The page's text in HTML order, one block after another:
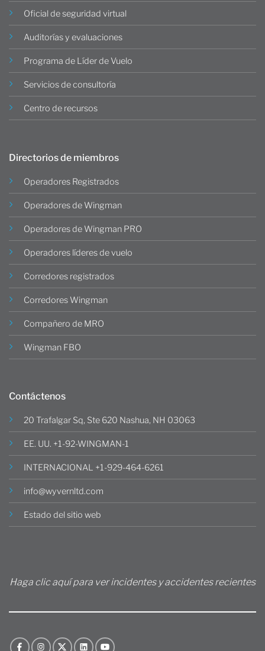
Oficial de seguridad virtual
Auditorías y evaluaciones
Programa de Líder de Vuelo
Servicios de consultoría
Centro de recursos
Directorios de miembros
Operadores Registrados
Operadores de Wingman
Operadores de Wingman PRO
Operadores líderes de vuelo
Corredores registrados
Corredores Wingman
Compañero de MRO
Wingman FBO
Contáctenos
20 Trafalgar Sq, Ste 620 Nashua, NH 03063
EE. UU. +1-92-WINGMAN-1
INTERNACIONAL +1-929-464-6261
info@wyvernltd.com
Estado del sitio web
Haga clic aquí para ver incidentes y accidentes recientes